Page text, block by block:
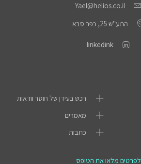
Yael@helios.co.il
התע"ש 25, כפר סבא
linkedink
רכש בעידן של חוסר וודאות
מאמרים
כתבות
לפרטים מלאו את הטופס